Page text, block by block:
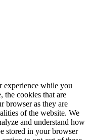
experience while you
the cookies that are
browser as they are
of the website. We
and understand how
stored in your browser